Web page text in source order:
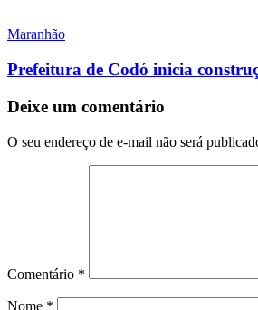
Maranhão
Prefeitura de Codó inicia
Deixe um comentário
O seu endereço de e-mail não será
Comentário *
Nome *